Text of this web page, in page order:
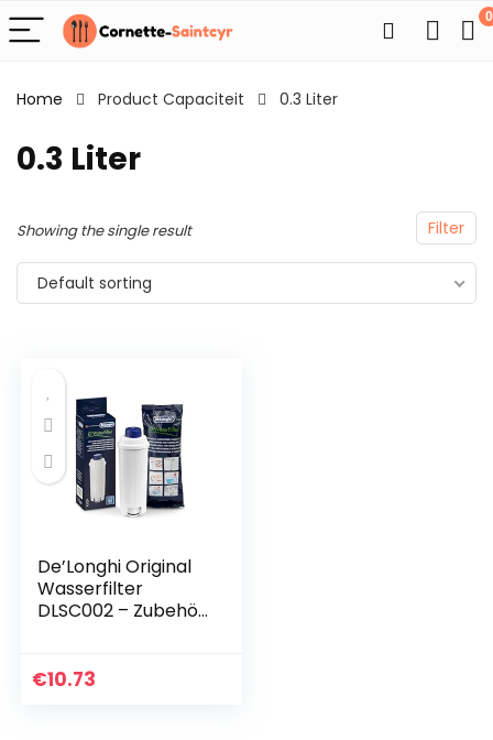
0
Home Product Capaciteit 0.3 Liter
0.3 Liter
Filter
Showing the single result
Default sorting
De’Longhi Original
Wasserfilter
DLSC002 – Zubehör
en mit Wasserfilter,
€10.73